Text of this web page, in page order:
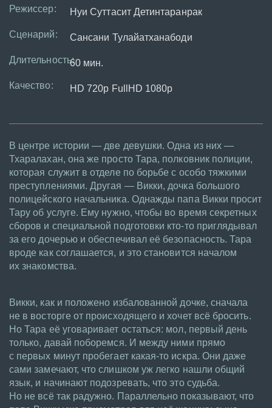
Режиссер: Нуи Суттасит Детинтаранрак
Сценарий: Сансани Тулайатханабоди
Длительность:60 мин.
Качество: HD 720p FullHD 1080p
В центре истории — две девушки. Одна из них —
Тхаралахан, она же просто Тара, полковник полиции,
которая служит в отделе по борьбе с особо тяжкими
преступлениями. Другая — Викки, дочка большого
полицейского начальника. Однажды папа Викки просит
Тару об услуге. Ему нужно, чтобы во время секретных
сборов и специальной подготовки кто-то приглядывал
за его дочерью и обеспечивал её безопасность. Тара
вроде как соглашается, и это становится началом
их знакомства.
Викки, как и положено избалованной дочке, сначала
не в восторге от происходящего и хочет всё бросить.
Но Тара её уговаривает остаться: мол, первый день
только, давай поборемся. И между ними прямо
с первых минут пробегает какая-то искра. Они даже
сами замечают, что слишком уж легко нашли общий
язык, и начинают подозревать, что это судьба.
Но не всё так радужно. Параллельно показывают, что